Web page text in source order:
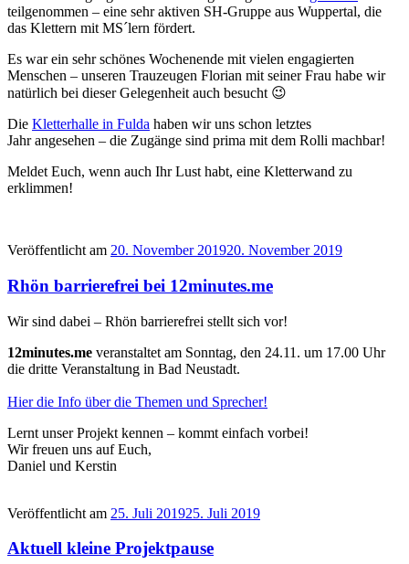
teilgenommen – eine sehr aktiven SH-Gruppe aus Wuppertal, die
das Klettern mit MS´lern fördert.
Es war ein sehr schönes Wochenende mit vielen engagierten
Menschen – unseren Trauzeugen Florian mit seiner Frau habe wir
natürlich bei dieser Gelegenheit auch besucht 😉
Die Kletterhalle in Fulda haben wir uns schon letztes
Jahrangesehen – die Zugänge sind prima mit dem Rolli machbar!
Meldet Euch, wenn auch Ihr Lust habt, eine Kletterwand zu
erklimmen!
Veröffentlicht am 20. November 201920. November 2019
Rhön barrierefrei bei 12minutes.me
Wir sind dabei – Rhön barrierefrei stellt sich vor!
12minutes.me veranstaltet am Sonntag, den 24.11. um 17.00 Uhr
die dritte Veranstaltung in Bad Neustadt.
Hier die Info über die Themen und Sprecher!
Lernt unser Projekt kennen – kommt einfach vorbei!
Wir freuen uns auf Euch,
Daniel und Kerstin
Veröffentlicht am 25. Juli 201925. Juli 2019
Aktuell kleine Projektpause